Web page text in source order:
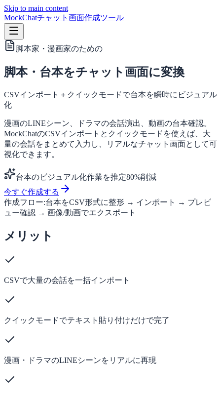
Skip to main content
MockChatチャット画面作成ツール
脚本家・漫画家のための
脚本・台本をチャット画面に変換
CSVインポート＋クイックモードで台本を瞬時にビジュアル
化
漫画のLINEシーン、ドラマの会話演出、動画の台本確認。
MockChatのCSVインポートとクイックモードを使えば、大
量の会話をまとめて入力し、リアルなチャット画面として可
視化できます。
台本のビジュアル化作業を推定80%削減
今すぐ作成する
作成フロー:台本をCSV形式に整形 → インポート → プレビ
ュー確認 → 画像/動画でエクスポート
メリット
CSVで大量の会話を一括インポート
クイックモードでテキスト貼り付けだけで完了
漫画・ドラマのLINEシーンをリアルに再現